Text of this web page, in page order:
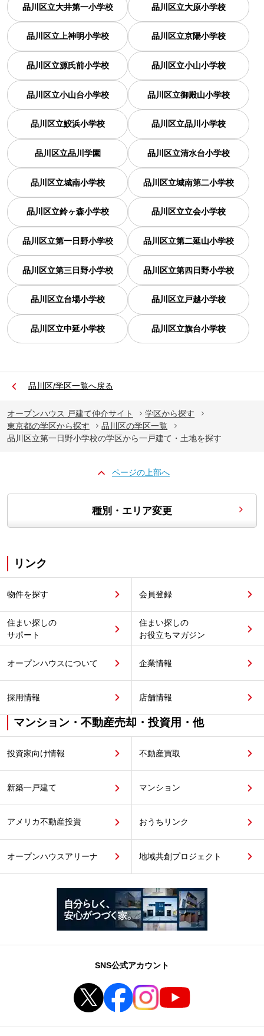
品川区立大井第一小学校 品川区立大原小学校
品川区立上神明小学校 品川区立京陽小学校
品川区立源氏前小学校 品川区立小山小学校
品川区立小山台小学校 品川区立御殿山小学校
品川区立鮫浜小学校 品川区立品川小学校
品川区立品川学園 品川区立清水台小学校
品川区立城南小学校 品川区立城南第二小学校
品川区立鈴ヶ森小学校 品川区立立会小学校
品川区立第一日野小学校 品川区立第二延山小学校
品川区立第三日野小学校 品川区立第四日野小学校
品川区立台場小学校 品川区立戸越小学校
品川区立中延小学校 品川区立旗台小学校
品川区/学区一覧へ戻る
オープンハウス 戸建て仲介サイト
学区から探す
東京都の学区から探す
品川区の学区一覧
品川区立第一日野小学校の学区から一戸建て・土地を探す
ページの上部へ
種別・エリア変更
リンク
物件を探す 会員登録
住まい探しの
サポート
住まい探しの
お役立ちマガジン
オープンハウスについて 企業情報
採用情報 店舗情報
マンション・不動産売却・投資用・他
投資家向け情報 不動産買取
新築一戸建て マンション
アメリカ不動産投資 おうちリンク
オープンハウスアリーナ 地域共創プロジェクト
SNS公式アカウント